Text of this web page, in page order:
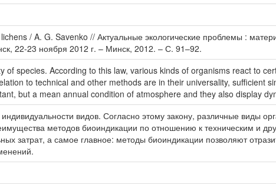
/ A. G. Savenko // Актуальные экологические проблемы :
22-23 ноября 2012 г. – Минск, 2012. – С. 91–92.
of species. According to this law, various kinds of organisms react to
to technical and other methods are in their universality, sufficient
but a mean annual condition of atmosphere and they also display
видов. Согласно этому закону, различные виды
методов биоиндикации по отношению к техническим и
затрат, а самое главное: методы биоиндикации позволяют